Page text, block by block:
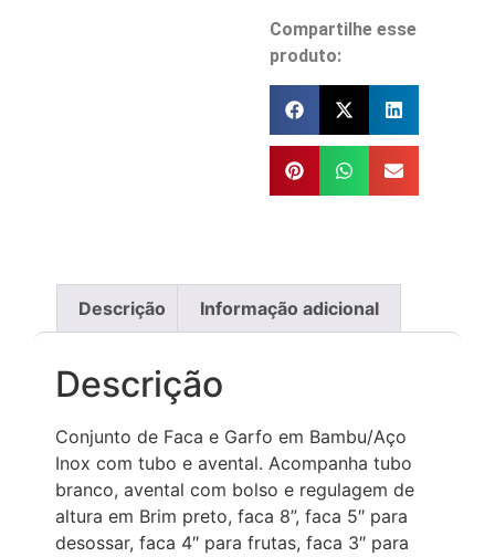
Compartilhe esse
produto:
Descrição Informação adicional
Descrição
Conjunto de Faca e Garfo em Bambu/Aço
Inox com tubo e avental. Acompanha tubo
branco, avental com bolso e regulagem de
altura em Brim preto, faca 8”, faca 5″ para
desossar, faca 4″ para frutas, faca 3″ para